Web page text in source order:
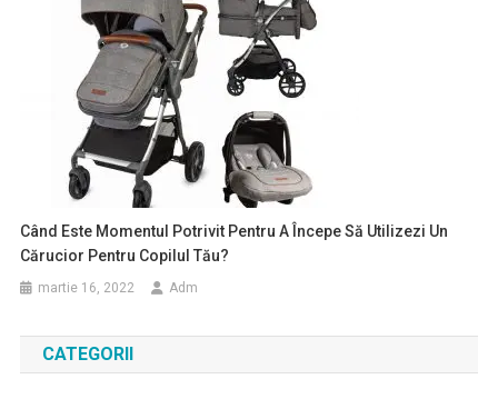
Când Este Momentul Potrivit Pentru A Începe Să Utilizezi Un
Cărucior Pentru Copilul Tău?
martie 16, 2022 Adm
CATEGORII